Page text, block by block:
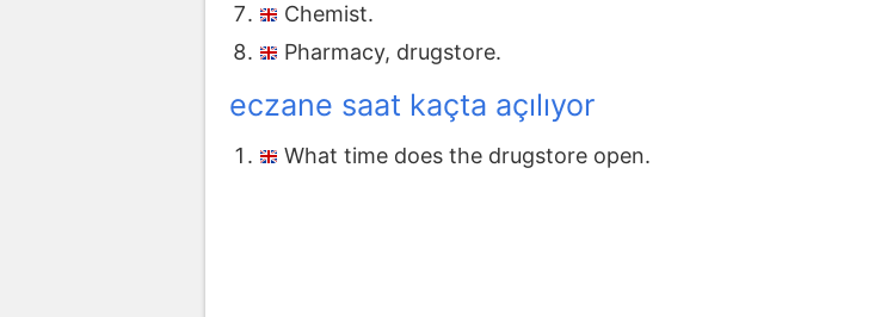
Chemist.
Pharmacy, drugstore.
eczane saat kaçta açılıyor
What time does the drugstore open.